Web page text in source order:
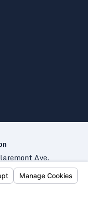
Ave.
CA 95207
Direcciones